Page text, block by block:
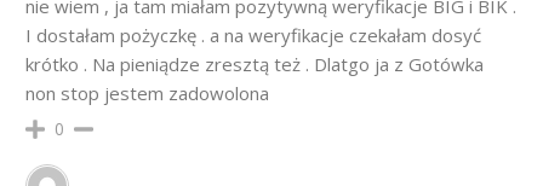
nie wiem , ja tam miałam pozytywną weryfikacje BIG i BIK .
I dostałam pożyczkę . a na weryfikacje czekałam dosyć
krótko . Na pieniądze zresztą też . Dlatgo ja z Gotówka
non stop jestem zadowolona
0